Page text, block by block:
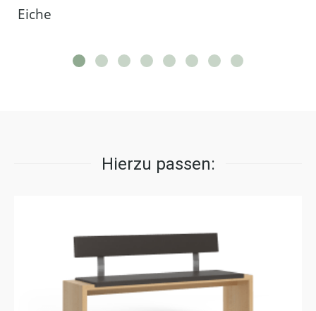
Eiche
Hierzu passen: